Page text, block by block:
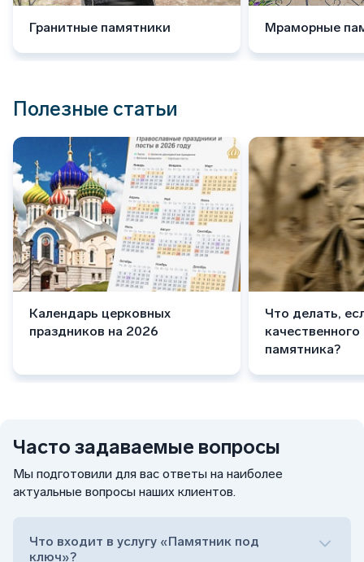
Гранитные памятники Мраморные
Полезные статьи
Календарь церковных
праздников на 2026
Что делать,
памятника?
Часто задаваемые вопросы
Мы подготовили для вас ответы на наиболее
актуальные вопросы наших клиентов.
Что входит в услугу «Памятник под
ключ»?